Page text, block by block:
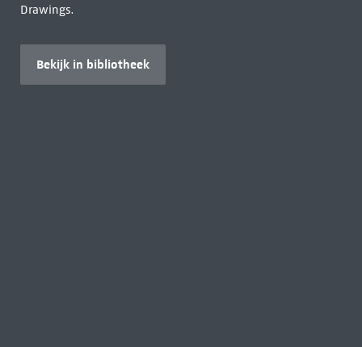
Drawings.
Bekijk in bibliotheek